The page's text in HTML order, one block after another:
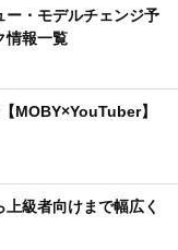
ー・モデルチェンジ予
情報一覧
MOBY×YouTuber】
上級者向けまで幅広く